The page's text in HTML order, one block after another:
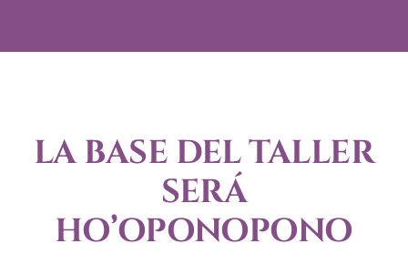
LA BASE DEL TALLER
SERÁ
HO’OPONOPONO